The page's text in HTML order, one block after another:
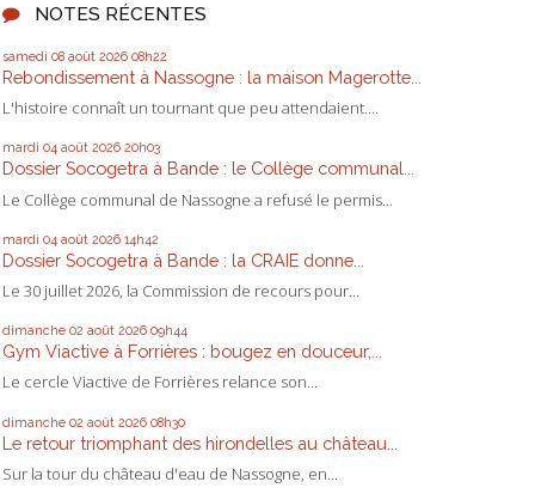
NOTES RÉCENTES
samedi 08 août 2026 08h22
Rebondissement à Nassogne : la maison Magerotte...
L'histoire connaît un tournant que peu attendaient....
mardi 04 août 2026 20h03
Dossier Socogetra à Bande : le Collège communal...
Le Collège communal de Nassogne a refusé le permis...
mardi 04 août 2026 14h42
Dossier Socogetra à Bande : la CRAIE donne...
Le 30 juillet 2026, la Commission de recours pour...
dimanche 02 août 2026 09h44
Gym Viactive à Forrières : bougez en douceur,...
Le cercle Viactive de Forrières relance son...
dimanche 02 août 2026 08h30
Le retour triomphant des hirondelles au château...
Sur la tour du château d'eau de Nassogne, en...